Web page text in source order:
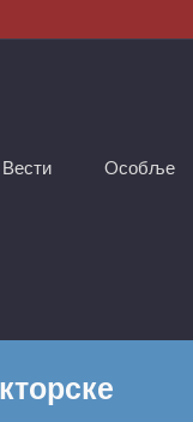
Вести Oсобље